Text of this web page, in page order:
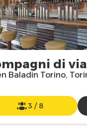
di
Baladin Torino,
3 / 8